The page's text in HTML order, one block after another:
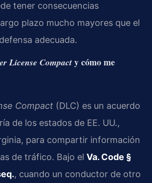
tener consecuencias
plazo mucho mayores que el
adecuada.
License Compact y cómo me
Compact (DLC) es un acuerdo
de los estados de EE. UU.,
para compartir información
de tráfico. Bajo el Va. Code §
, cuando un conductor de otro